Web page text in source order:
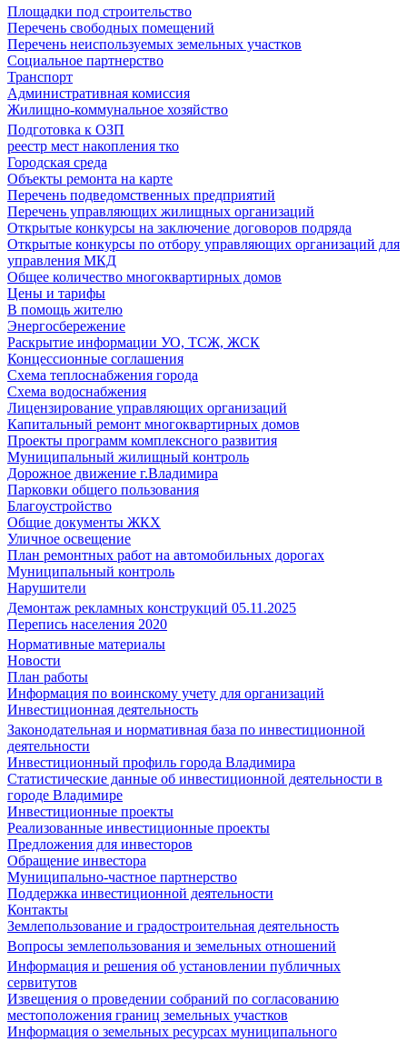
Площадки под строительство
Перечень свободных помещений
Перечень неиспользуемых земельных участков
Социальное партнерство
Транспорт
Административная комиссия
Жилищно-коммунальное хозяйство
Подготовка к ОЗП
реестр мест накопления тко
Городская среда
Объекты ремонта на карте
Перечень подведомственных предприятий
Перечень управляющих жилищных организаций
Открытые конкурсы на заключение договоров подряда
Открытые конкурсы по отбору управляющих организаций для
управления МКД
Общее количество многоквартирных домов
Цены и тарифы
В помощь жителю
Энергосбережение
Раскрытие информации УО, ТСЖ, ЖСК
Концессионные соглашения
Схема теплоснабжения города
Схема водоснабжения
Лицензирование управляющих организаций
Капитальный ремонт многоквартирных домов
Проекты программ комплексного развития
Муниципальный жилищный контроль
Дорожное движение г.Владимира
Парковки общего пользования
Благоустройство
Общие документы ЖКХ
Уличное освещение
План ремонтных работ на автомобильных дорогах
Муниципальный контроль
Нарушители
Демонтаж рекламных конструкций 05.11.2025
Перепись населения 2020
Нормативные материалы
Новости
План работы
Информация по воинскому учету для организаций
Инвестиционная деятельность
Законодательная и нормативная база по инвестиционной
деятельности
Инвестиционный профиль города Владимира
Статистические данные об инвестиционной деятельности в
городе Владимире
Инвестиционные проекты
Реализованные инвестиционные проекты
Предложения для инвесторов
Обращение инвестора
Муниципально-частное партнерство
Поддержка инвестиционной деятельности
Контакты
Землепользование и градостроительная деятельность
Вопросы землепользования и земельных отношений
Информация и решения об установлении публичных
сервитутов
Извещения о проведении собраний по согласованию
местоположения границ земельных участков
Информация о земельных ресурсах муниципального